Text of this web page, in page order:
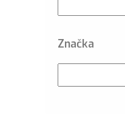
Značka